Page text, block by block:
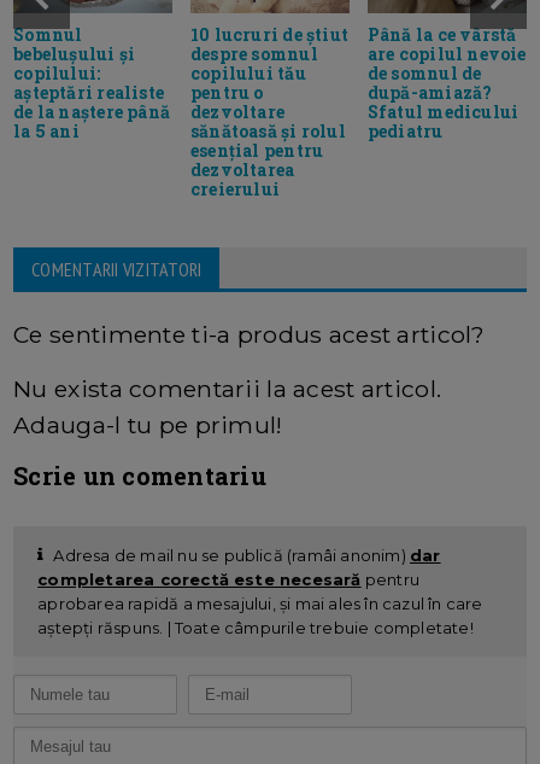
Somnul
bebelușului și
copilului:
așteptări realiste
de la naștere până
la 5 ani
10 lucruri de știut
despre somnul
copilului tău
pentru o
dezvoltare
sănătoasă și rolul
esențial pentru
dezvoltarea
creierului
Până la ce vârstă
are copilul nevoie
de somnul de
după-amiază?
Sfatul medicului
pediatru
COMENTARII VIZITATORI
Ce sentimente ti-a produs acest articol?
Nu exista comentarii la acest articol.
Adauga-l tu pe primul!
Scrie un comentariu
Adresa de mail nu se publică (ramâi anonim) dar
completarea corectă este necesară pentru
aprobarea rapidă a mesajului, și mai ales în cazul în care
aștepți răspuns. | Toate câmpurile trebuie completate!